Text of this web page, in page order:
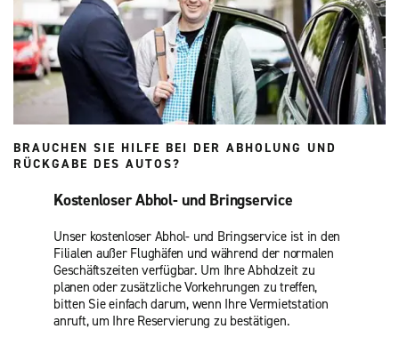
BRAUCHEN SIE HILFE BEI DER ABHOLUNG UND
RÜCKGABE DES AUTOS?
Kostenloser Abhol- und Bringservice
Unser kostenloser Abhol- und Bringservice ist in den
Filialen außer Flughäfen und während der normalen
Geschäftszeiten verfügbar. Um Ihre Abholzeit zu
planen oder zusätzliche Vorkehrungen zu treffen,
bitten Sie einfach darum, wenn Ihre Vermietstation
anruft, um Ihre Reservierung zu bestätigen.